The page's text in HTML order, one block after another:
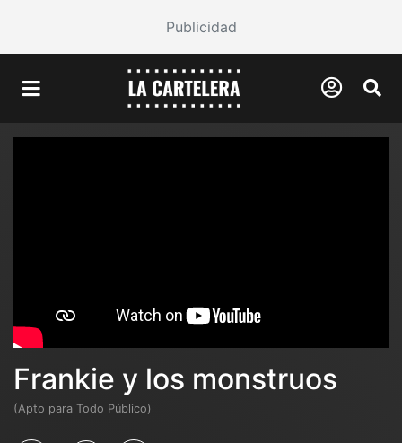
Publicidad
Frankie y los monstruos
(Apto para Todo Público)